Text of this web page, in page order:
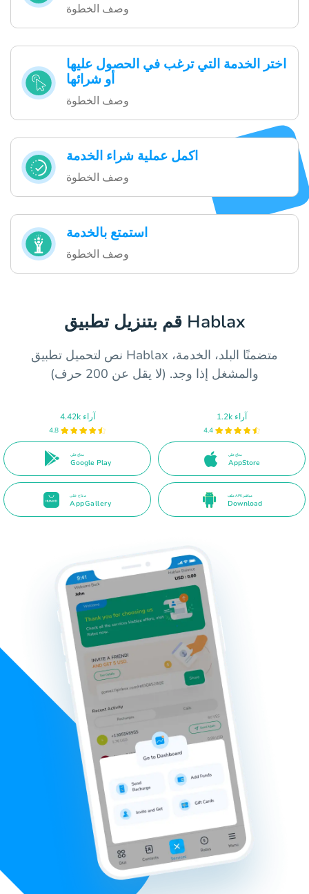
وصف الخطوة
اختر الخدمة التي ترغب في الحصول عليها
أو شرائها
وصف الخطوة
اكمل عملية شراء الخدمة
وصف الخطوة
استمتع بالخدمة
وصف الخطوة
قم بتنزيل تطبيق Hablax
نص لتحميل تطبيق Hablax متضمنًا البلد، الخدمة،
والمشغل إذا وجد. (لا يقل عن 200 حرف)
4.42k آراء
4.8
متاح على
Google Play
1.2k آراء
4.4
متاح على
AppStore
متاح على
AppGallery
ملف APK مباشر
Download